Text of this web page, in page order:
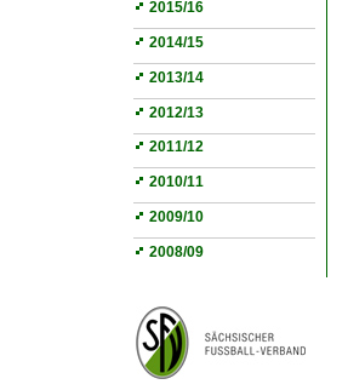
2015/16
2014/15
2013/14
2012/13
2011/12
2010/11
2009/10
2008/09